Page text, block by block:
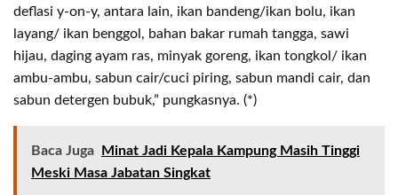
deflasi y-on-y, antara lain, ikan bandeng/ikan bolu, ikan
layang/ ikan benggol, bahan bakar rumah tangga, sawi
hijau, daging ayam ras, minyak goreng, ikan tongkol/ ikan
ambu-ambu, sabun cair/cuci piring, sabun mandi cair, dan
sabun detergen bubuk,” pungkasnya. (*)
Baca Juga
Minat Jadi Kepala Kampung Masih Tinggi
Meski Masa Jabatan Singkat